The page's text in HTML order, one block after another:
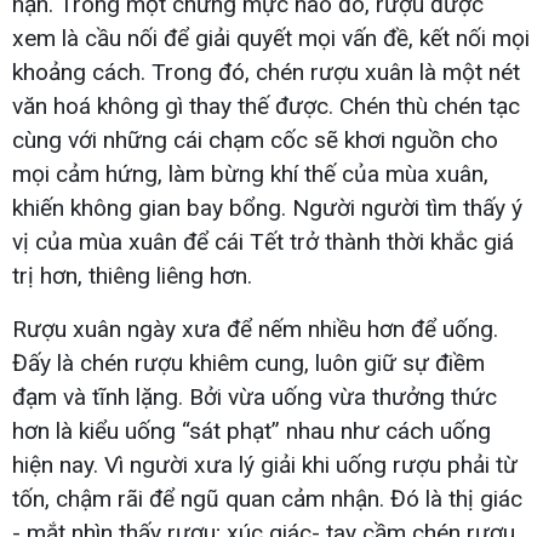
xem là cầu nối để giải quyết mọi vấn đề, kết nối mọi
khoảng cách. Trong đó, chén rượu xuân là một nét
văn hoá không gì thay thế được. Chén thù chén tạc
cùng với những cái chạm cốc sẽ khơi nguồn cho
mọi cảm hứng, làm bừng khí thế của mùa xuân,
khiến không gian bay bổng. Người người tìm thấy ý
vị của mùa xuân để cái Tết trở thành thời khắc giá
trị hơn, thiêng liêng hơn.
Rượu xuân ngày xưa để nếm nhiều hơn để uống.
Đấy là chén rượu khiêm cung, luôn giữ sự điềm
đạm và tĩnh lặng. Bởi vừa uống vừa thưởng thức
hơn là kiểu uống “sát phạt” nhau như cách uống
hiện nay. Vì người xưa lý giải khi uống rượu phải từ
tốn, chậm rãi để ngũ quan cảm nhận. Đó là thị giác